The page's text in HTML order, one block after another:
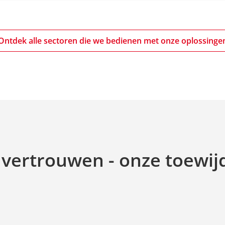
alle sectoren die we bedienen met onze
- onze